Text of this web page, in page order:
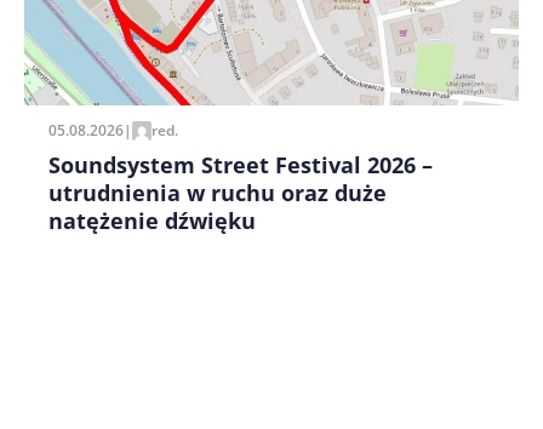
Zapamiętaj moje dane w tej przeglądarce podczas
pisania kolejnych komentarzy.
05.08.2026| red.
Soundsystem Street Festival 2026 –
utrudnienia w ruchu oraz duże
natężenie dźwięku